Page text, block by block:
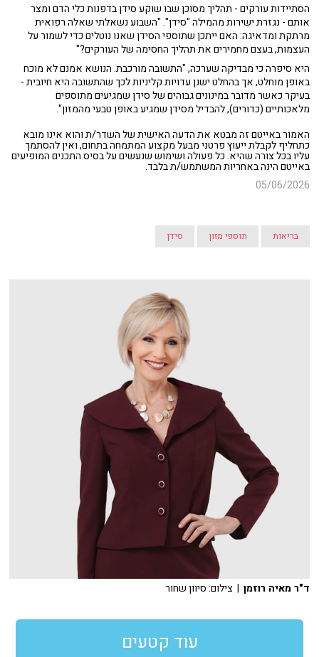
הסתיידות עורקים - תהליך מסוכן שבו שוקע סידן בדפנות כלי הדם ומצר
אותם - נגזרת ישירות מהמילה "סידן". "השבוע נשאלתי שאלה רפואית
מרתקת ומדאיגה: האם ייתכן שתוספי הסידן שאנו נוטלים כדי לשמור על
העצמות, בעצם מחמירים את תהליך החסימה של העורקים?"
היא סיפרה כי מבדיקה שערכה, "התשובה מורכבת. הנושא אמנם לא מוכח
באופן מוחלט, אך בהחלט ישנן עדויות קליניות לכך שהתשובה היא חיובית -
בעיקר כאשר מדובר במינונים גבוהים של סידן שמגיעים מתוספים
מלאכותיים (כדורים), להבדיל מסידן שמגיע באופן טבעי מהמזון".
האמור באייטם זה מבטא את הדעה האישית של השדר/ת והוא אינו מובא
כתחליף לקבלת ייעוץ פרטני מבעל מקצוע המתמחה בתחום, ואין להסתמך
עליו בכל צורה שהיא. כל פעולה ושימוש שנעשים על בסיס התכנים המופיעים
באייטם הינה באחריות המשתמש/ת בלבד.
05/06/2026
בריאות תוספי מזון סידן
ד"ר מאיה רוזמן | צילום: סיוון שחור
עוד קטעים